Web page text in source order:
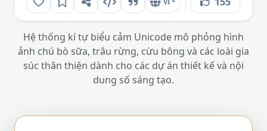
Hệ thống kí tự biểu cảm Unicode mô phỏng hình
ảnh chú bò sữa, trâu rừng, cừu bông và các loài gia
súc thân thiện dành cho các dự án thiết kế và nội
dung số sáng tạo.